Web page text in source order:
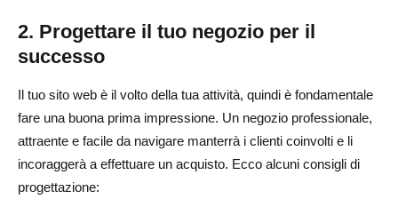
2. Progettare il tuo negozio per il
successo
Il tuo sito web è il volto della tua attività, quindi è fondamentale
fare una buona prima impressione. Un negozio professionale,
attraente e facile da navigare manterrà i clienti coinvolti e li
incoraggerà a effettuare un acquisto. Ecco alcuni consigli di
progettazione: